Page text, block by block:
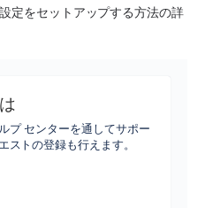
定をセットアップする方法の詳
プ センターを通してサポー
ストの登録も行えます。